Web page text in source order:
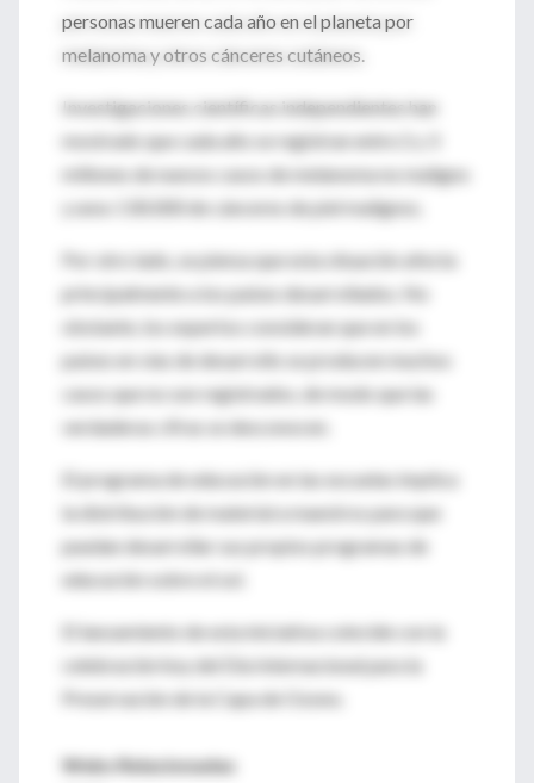
personas mueren cada año en el planeta por
melanoma y otros cánceres cutáneos.
Investigaciones científicas independientes han
mostrado que cada año se registran entre 2 y 3
millones de nuevos casos de melanoma no maligno
y unos 130.000 de cánceres de piel malignos.
Por otro lado, se piensa que esta situación afecta
principalmente a los países desarrollados. No
obstante, los expertos consideran que en los
países en vías de desarrollo se producen muchos
casos que no son registrados, de modo que las
verdaderas cifras se desconocen.
El programa de educación en las escuelas implica
la distribución de material a maestros para que
puedan desarrollar sus propios programas de
educación sobre el sol.
El lanzamiento de esta iniciativa coincide con la
celebración hoy del Día Internacional para la
Preservación de la Capa de Ozono.
Webs Relacionadas